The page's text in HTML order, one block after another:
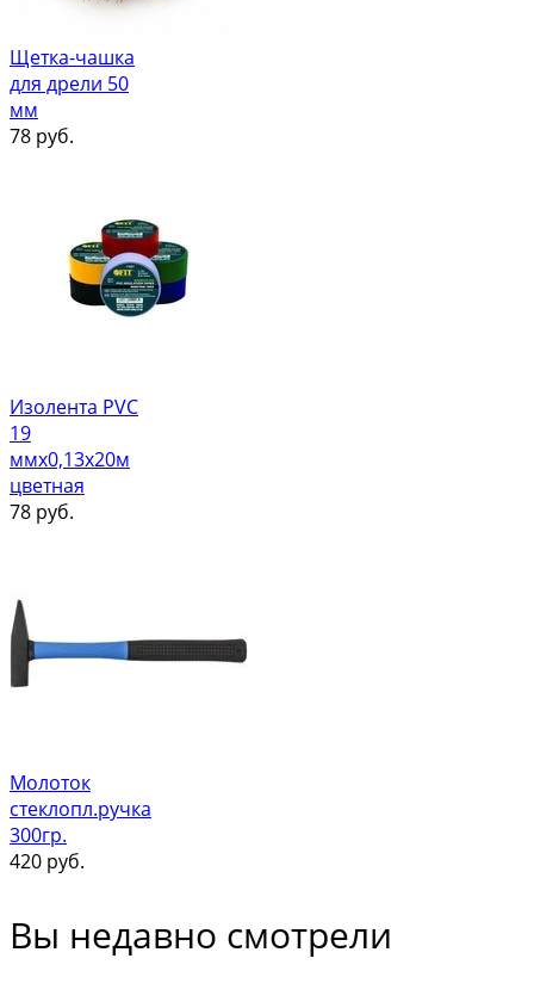
Щетка-чашка
для дрели 50
мм
78 руб.
Изолента PVC
19
ммх0,13х20м
цветная
78 руб.
Молоток
стеклопл.ручка
300гр.
420 руб.
Вы недавно смотрели